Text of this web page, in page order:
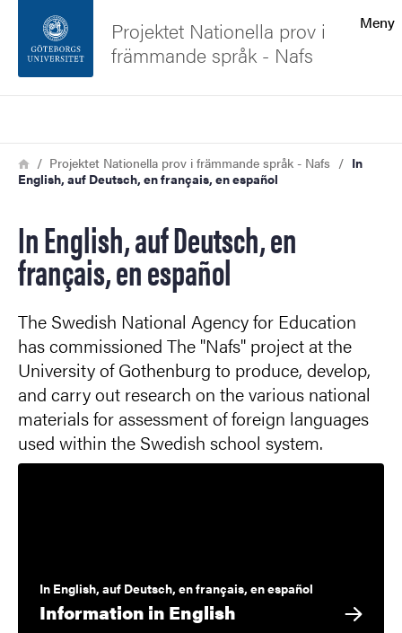
Sidfoten
Om webbplatsen
Meny
Projektet Nationella prov i
främmande språk - Nafs
Länkstig
HemProjektet Nationella prov i främmande språk - Nafs
In
English, auf Deutsch, en français, en español
In English, auf Deutsch, en
français, en español
The Swedish National Agency for Education
has commissioned The "Nafs" project at the
University of Gothenburg to produce, develop,
and carry out research on the various national
materials for assessment of foreign languages
used within the Swedish school system.
In English, auf Deutsch, en français, en español
Information in English